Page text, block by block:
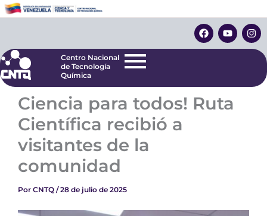
al
F
a
c
o
Y
o
u
e
I
n
s
r
Centro Nacional
de Tecnología
Centro Nacional
de Tecnología
Química
Ciencia para todos! Ruta
Científica recibió a
visitantes de la
comunidad
Por CNTQ /28 de julio de 2025